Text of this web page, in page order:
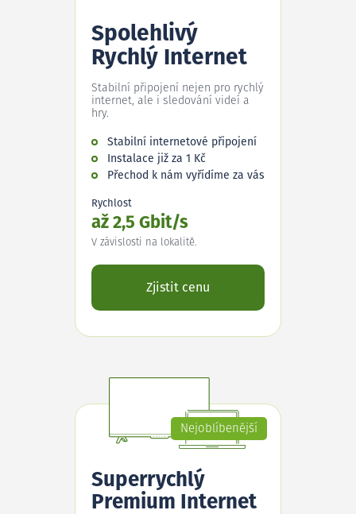
Spolehlivý
Rychlý Internet
Stabilní připojení nejen pro rychlý
internet, ale i sledování videí a
hry.
Stabilní internetové připojení
Instalace již za 1 Kč
Přechod k nám vyřídíme za vás
Rychlost
až 2,5 Gbit/s
V závislosti na lokalitě.
Zjistit cenu
Nejoblíbenější
Superrychlý
Premium Internet